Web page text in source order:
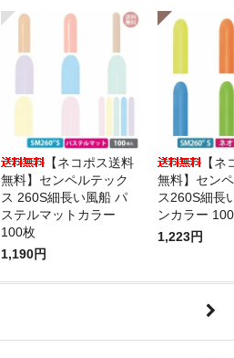
【ネコポス送料
無料】センペルテック
ス 260S細長い風船 パ
ステルマットカラー
100枚
1,190円
【
無料】セン
ス260S細長
ンカラー
1,223円